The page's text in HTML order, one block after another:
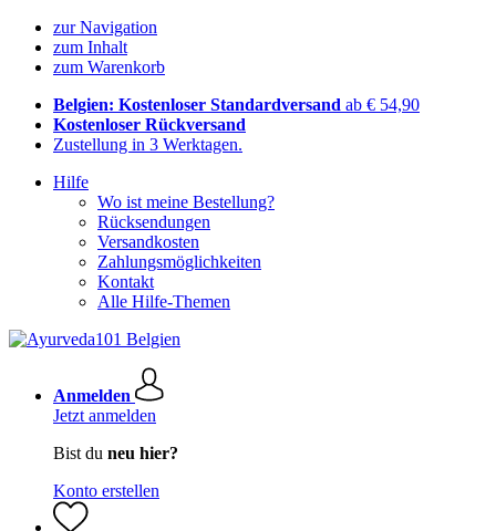
zur Navigation
zum Inhalt
zum Warenkorb
Belgien: Kostenloser Standardversand ab € 54,90
Kostenloser Rückversand
Zustellung in 3 Werktagen.
Hilfe
Wo ist meine Bestellung?
Rücksendungen
Versandkosten
Zahlungsmöglichkeiten
Kontakt
Alle Hilfe-Themen
Anmelden
Jetzt anmelden
Bist du neu hier?
Konto erstellen